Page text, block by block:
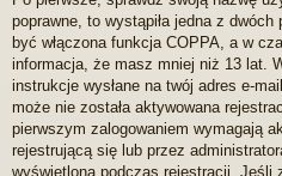
poprawne, to wystąpiła jedna z
być włączona funkcja COPPA, a w
informacja, że masz mniej niż 13 lat.
instrukcje wysłane na twój adres e-
może nie została aktywowana
pierwszym zalogowaniem wymagają
rejestrującą się lub przez
wyświetlona podczas rejestracji. Jeśli